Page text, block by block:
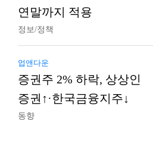
연말까지 적용
정보/정책
업앤다운
증권주 2% 하락, 상상인
증권↑·한국금융지주↓
동향